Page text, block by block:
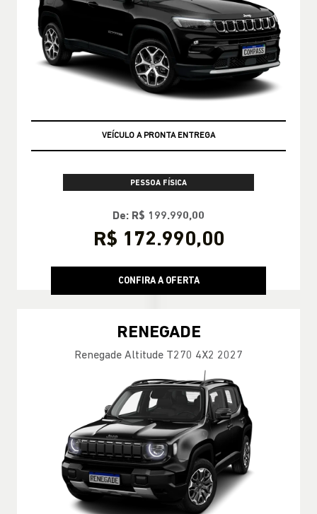
VEÍCULO A PRONTA ENTREGA
PESSOA FÍSICA
De: R$ 199.990,00
R$ 172.990,00
CONFIRA A OFERTA
RENEGADE
Renegade Altitude T270 4X2 2027